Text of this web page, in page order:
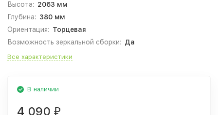
Высота: 2063 мм
Глубина: 380 мм
Ориентация: Торцевая
Возможность зеркальной сборки: Да
Все характеристики
В наличии
4 090 ₽